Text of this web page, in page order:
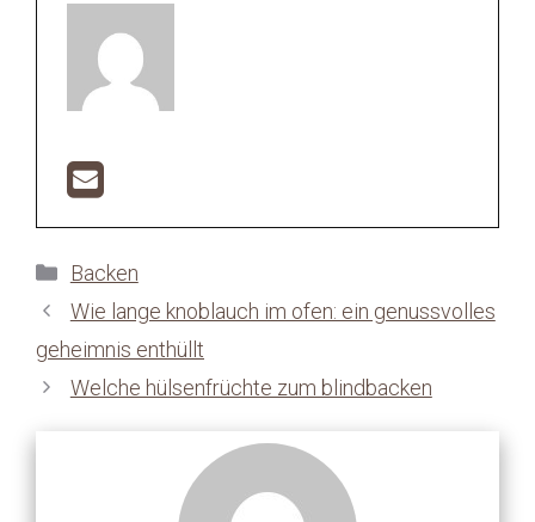
Kategorien
Backen
Wie lange knoblauch im ofen: ein genussvolles
geheimnis enthüllt
Welche hülsenfrüchte zum blindbacken